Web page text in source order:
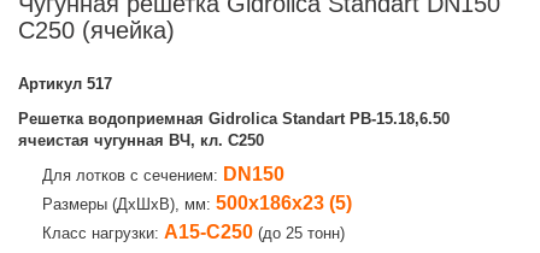
С250 (ячейка)
Артикул 517
Решетка водоприемная Gidrolica Standart РВ-15.18,6.50
ячеистая чугунная ВЧ, кл. C250
Для лотков с сечением: DN150
Размеры (ДхШхВ), мм: 500х186х23 (5)
Класс нагрузки: А15-С250 (до 25 тонн)